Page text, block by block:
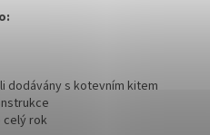
dodávány s kotevním kitem
celý rok